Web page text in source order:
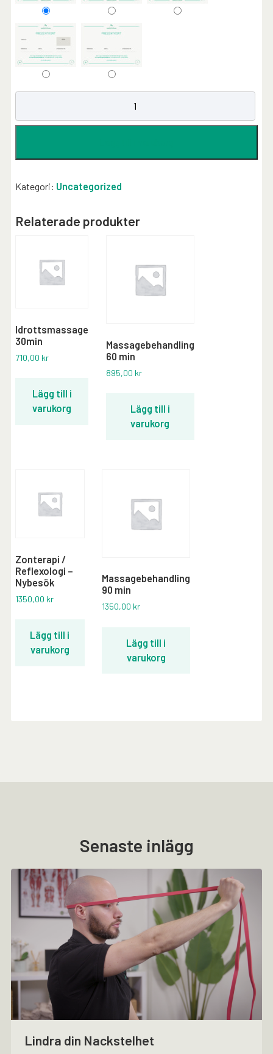
Kategori: Uncategorized
Relaterade produkter
Idrottsmassage
30min
710,00 kr
Lägg till i
varukorg
Massagebehandling
60 min
895,00 kr
Lägg till i
varukorg
Zonterapi /
Reflexologi –
Nybesök
1350,00 kr
Lägg till i
varukorg
Massagebehandling
90 min
1350,00 kr
Lägg till i
varukorg
Senaste inlägg
Lindra din Nackstelhet